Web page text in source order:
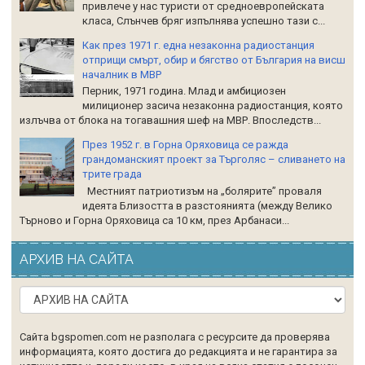
привлече у нас туристи от средноевропейската
класа, Слънчев бряг изпълнява успешно тази с...
Как през 1971 г. една незаконна радиостанция
отприщи смърт, обир и бягство от България на висш
началник в МВР
Перник, 1971 година. Млад и амбициозен
милиционер засича незаконна радиостанция, която
излъчва от блока на тогавашния шеф на МВР. Впоследств...
През 1952 г. в Горна Оряховица се ражда
грандоманският проект за Търголяс – сливането на
трите града
Местният патриотизъм на „болярите” проваля
идеята Близостта в разстоянията (между Велико
Търново и Горна Оряховица са 10 км, през Арбанаси...
АРХИВ НА САЙТА
Сайта bgspomen.com не разполага с ресурсите да проверява
информацията, която достига до редакцията и не гарантира за